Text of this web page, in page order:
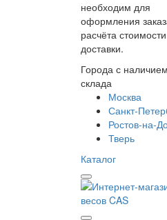
необходим для
оформления
расчёта стоимости
доставки.
Города с наличием
склада
Москва
Санкт-
Ростов-на-
Тверь
Каталог